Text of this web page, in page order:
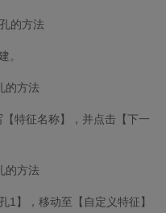
。
特征名称】，并点击【下一
1】，移动至【自定义特征】